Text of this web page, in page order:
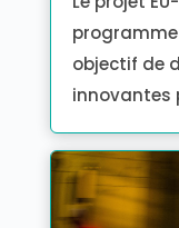
programme
objectif de
innovantes